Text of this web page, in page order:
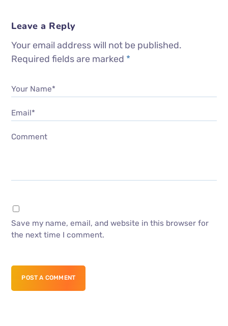
Leave a Reply
Your email address will not be published.
Required fields are marked *
Your Name*
Email*
Comment
Save my name, email, and website in this browser for
the next time I comment.
POST A COMMENT